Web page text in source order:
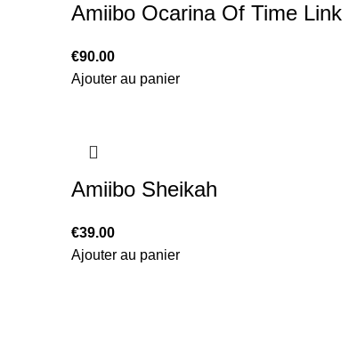
Amiibo Ocarina Of Time Link
€90.00
Ajouter au panier
Amiibo Sheikah
€39.00
Ajouter au panier